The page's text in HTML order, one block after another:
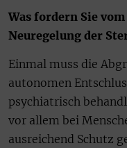
Was fordern Sie
Neuregelung der
Einmal muss die
autonomen
psychiatrisch
vor allem bei
ausreichend Schutz